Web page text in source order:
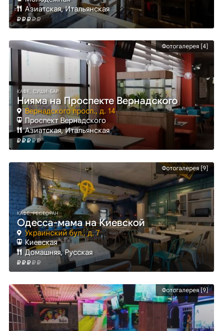
Азиатская, Итальянская
Фотогалерея [4]
КАФЕ, СУШИ-БАР
Нияма на Проспекте Вернадского
Вернадского просп., д. 14
Проспект Вернадского
Азиатская, Итальянская
Фотогалерея [9]
КАФЕ, РЕСТОРАН
Одесса-мама на Киевской
Украинский бул., д. 7
Киевская
Домашняя, Русская
Фотогалерея [9]